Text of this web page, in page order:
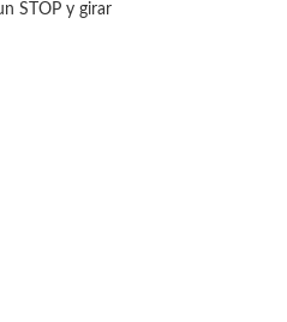
STOP y girar